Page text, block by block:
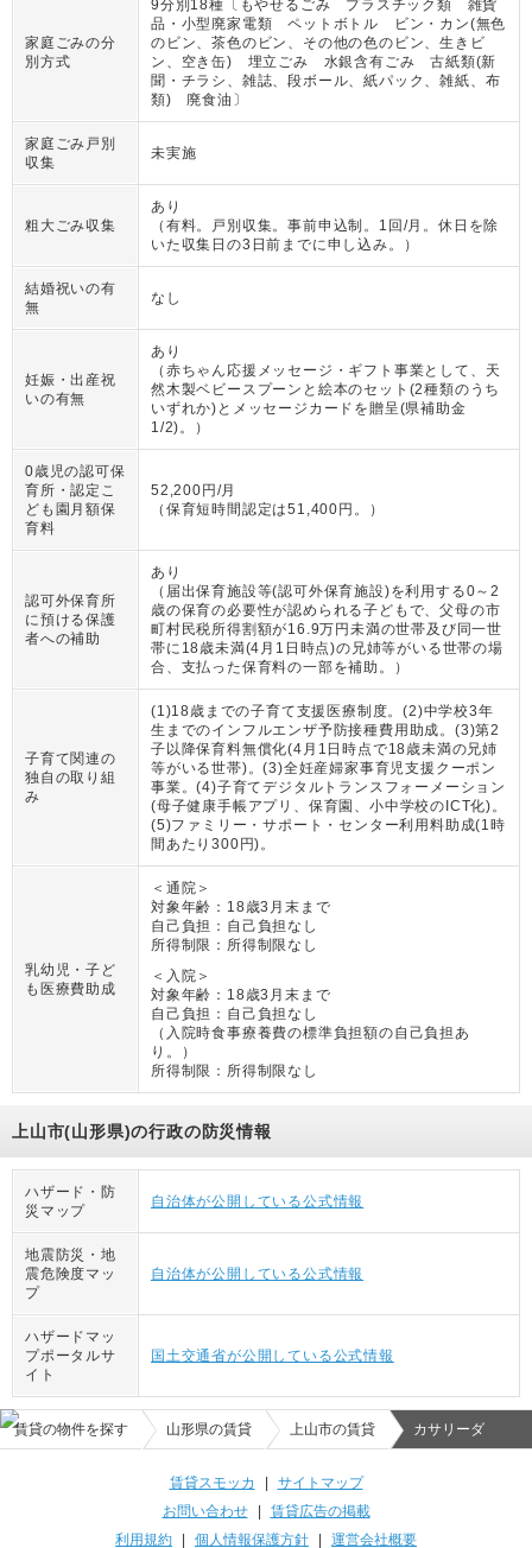
家庭ごみの分
別方式
9分別18種〔もやせるごみ プラスチック類 雑貨
品・小型廃家電類 ペットボトル ビン・カン(無色
のビン、茶色のビン、その他の色のビン、生きビ
ン、空き缶) 埋立ごみ 水銀含有ごみ 古紙類(新
聞・チラシ、雑誌、段ボール、紙パック、雑紙、布
類) 廃食油〕
家庭ごみ戸別
収集
未実施
粗大ごみ収集
あり
（ 有料。戸別収集。事前申込制。1回/月。休日を除
いた収集日の3日前までに申し込み。
）
結婚祝いの有
無
なし
妊娠・出産祝
いの有無
あり
（ 赤ちゃん応援メッセージ・ギフト事業として、天
然木製ベビースプーンと絵本のセット(2種類のうち
いずれか)とメッセージカードを贈呈(県補助金
1/2)。
）
0歳児の認可保
育所・認定こ
ども園月額保
育料
52,200円/月
（ 保育短時間認定は51,400円。 ）
認可外保育所
に預ける保護
者への補助
あり
（ 届出保育施設等(認可外保育施設)を利用する0～2
歳の保育の必要性が認められる子どもで、父母の市
町村民税所得割額が16.9万円未満の世帯及び同一世
帯に18歳未満(4月1日時点)の兄姉等がいる世帯の場
合、支払った保育料の一部を補助。
）
子育て関連の
独自の取り組
み
(1)18歳までの子育て支援医療制度。(2)中学校3年
生までのインフルエンザ予防接種費用助成。(3)第2
子以降保育料無償化(4月1日時点で18歳未満の兄姉
等がいる世帯)。(3)全妊産婦家事育児支援クーポン
事業。(4)子育てデジタルトランスフォーメーション
(母子健康手帳アプリ、保育園、小中学校のICT化)。
(5)ファミリー・サポート・センター利用料助成(1時
間あたり300円)。
乳幼児・子ど
も医療費助成
＜通院＞
対象年齢： 18歳3月末まで
自己負担： 自己負担なし
所得制限： 所得制限なし
＜入院＞
対象年齢： 18歳3月末まで
自己負担： 自己負担なし
（ 入院時食事療養費の標準負担額の自己負担あ
り。
）
所得制限： 所得制限なし
上山市(山形県)の行政の防災情報
ハザード・防
災マップ
自治体が公開している公式情報
地震防災・地
震危険度マッ
プ
自治体が公開している公式情報
ハザードマッ
プポータルサ
イト
国土交通省が公開している公式情報
賃貸の物件を探す 山形県の賃貸 上山市の賃貸 カサリーダ
賃貸スモッカ
サイトマップ
お問い合わせ| 賃貸広告の掲載
利用規約
個人情報保護方針 運営会社概要